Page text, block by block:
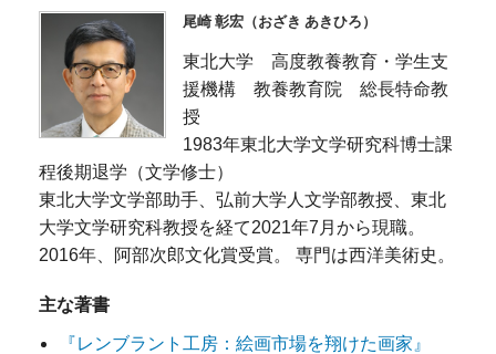
尾崎 彰宏（おざき あきひろ）
東北大学 高度教養教育・学生支
援機構 教養教育院 総長特命教
授
1983年東北大学文学研究科博士課
程後期退学（文学修士）
東北大学文学部助手、弘前大学人文学部教授、東北
大学文学研究科教授を経て2021年7月から現職。
2016年、阿部次郎文化賞受賞。 専門は西洋美術史。
主な著書
『レンブラント工房：絵画市場を翔けた画家』